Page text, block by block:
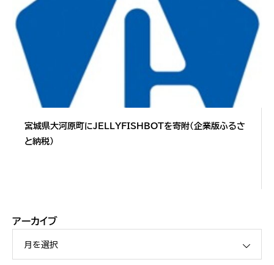
宮城県大河原町にJELLYFISHBOTを寄附（企業版ふるさ
と納税）
アーカイブ
月を選択